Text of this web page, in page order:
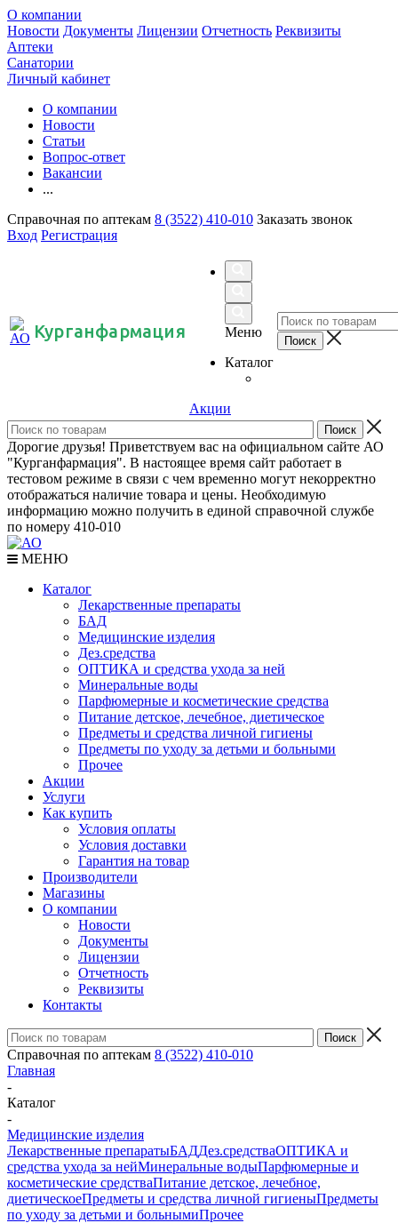
О компании
Новости Документы Лицензии Отчетность Реквизиты
Аптеки
Санатории
Личный кабинет
О компании
Новости
Статьи
Вопрос-ответ
Вакансии
...
Справочная по аптекам 8 (3522) 410-010 Заказать звонок
Вход Регистрация
Курганфармация
Меню
Каталог
Акции
Дорогие друзья! Приветствуем вас на официальном сайте АО
"Курганфармация". В настоящее время сайт работает в
тестовом режиме в связи с чем временно могут некорректно
отображаться наличие товара и цены. Необходимую
информацию можно получить в единой справочной службе
по номеру 410-010
МЕНЮ
Каталог
Лекарственные препараты
БАД
Медицинские изделия
Дез.средства
ОПТИКА и средства ухода за ней
Минеральные воды
Парфюмерные и косметические средства
Питание детское, лечебное, диетическое
Предметы и средства личной гигиены
Предметы по уходу за детьми и больными
Прочее
Акции
Услуги
Как купить
Условия оплаты
Условия доставки
Гарантия на товар
Производители
Магазины
О компании
Новости
Документы
Лицензии
Отчетность
Реквизиты
Контакты
Справочная по аптекам 8 (3522) 410-010
Главная
-
Каталог
-
Медицинские изделия
Лекарственные препаратыБАДДез.средстваОПТИКА и
средства ухода за нейМинеральные водыПарфюмерные и
косметические средстваПитание детское, лечебное,
диетическоеПредметы и средства личной гигиеныПредметы
по уходу за детьми и больнымиПрочее